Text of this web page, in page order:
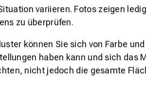
variieren. Fotos zeigen
zu überprüfen.
können Sie sich von Farbe
haben kann und sich das
nicht jedoch die gesamte